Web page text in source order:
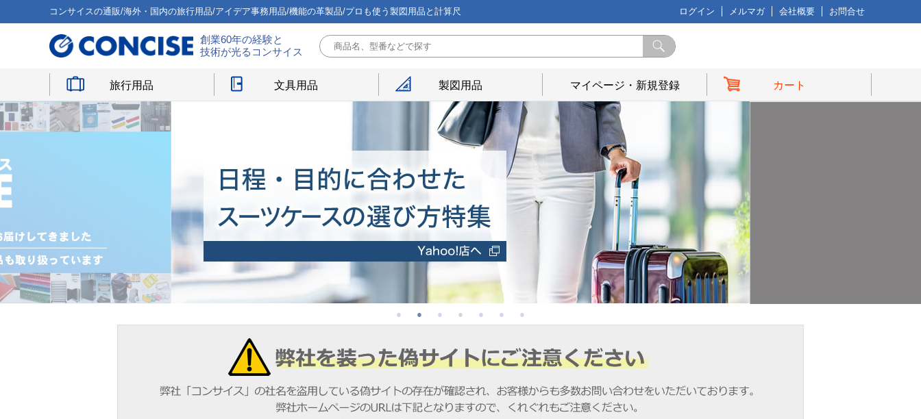
コンサイスの通販/海外・国内の旅行用品/アイデア事務用品/機能の革製品/プロも使う製図用品と計算尺 ログイン メルマガ 会社概要 お問合せ
創業60年の経験と
技術が光るコンサイス
旅行用品 文具用品 製図用品 マイページ・新規登録 カート